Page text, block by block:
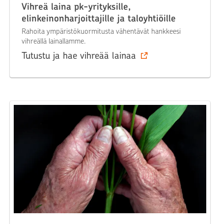
Vihreä laina pk-yrityksille,
elinkeinonharjoittajille ja taloyhtiöille
Rahoita ympäristökuormitusta vähentävät hankkeesi
vihreällä lainallamme.
Tutustu ja hae vihreää lainaa